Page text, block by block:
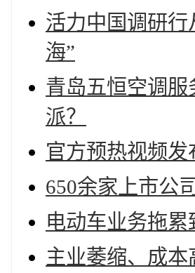
活力中国调研行
海”
青岛五恒空调
派？
官方预热视频
650余家上市公
电动车业务拖
主业萎缩、成